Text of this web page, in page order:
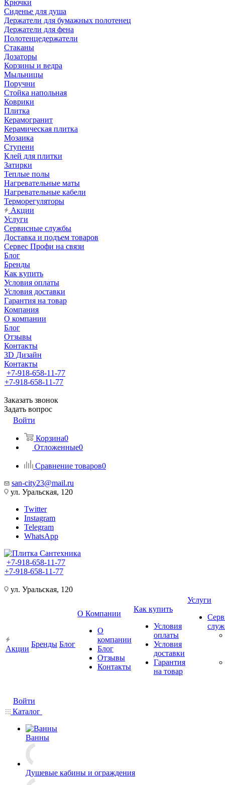
Крючки
Сиденье для душа
Держатели для бумажных полотенец
Держатели для фена
Полотенцедержатели
Стаканы
Дозаторы
Корзины и ведра
Мыльницы
Поручни
Стойка напольная
Коврики
Плитка
Керамогранит
Керамическая плитка
Мозаика
Ступени
Клей для плитки
Затирки
Теплые полы
Нагревательные маты
Нагревательные кабели
Терморегуляторы
Акции
Услуги
Сервисные службы
Доставка и подъем товаров
Сервес Профи на связи
Блог
Бренды
Как купить
Условия оплаты
Условия доставки
Гарантия на товар
Компания
О компании
Блог
Отзывы
Контакты
3D Дизайн
Контакты
+7-918-658-11-77
+7-918-658-11-77
Заказать звонок
Задать вопрос
Войти
Корзина0
Отложенные0
Сравнение товаров0
san-city23@mail.ru
ул. Уральская, 120
Twitter
Instagram
Telegram
WhatsApp
+7-918-658-11-77
+7-918-658-11-77
ул. Уральская, 120
Акции
Бренды Блог
О Компании
О
компании
Блог
Отзывы
Контакты
Как купить
Условия
оплаты
Условия
доставки
Гарантия
на товар
Услуги
Войти
Каталог
Ванны
Душевые кабины и ограждения